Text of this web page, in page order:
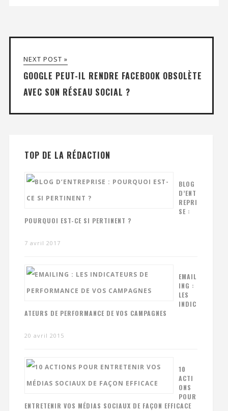
NEXT POST »
GOOGLE PEUT-IL RENDRE FACEBOOK OBSOLÈTE
AVEC SON RÉSEAU SOCIAL ?
TOP DE LA RÉDACTION
BLOG
D’ENT
REPRI
SE :
POURQUOI EST-CE SI PERTINENT ?
7 avril 2017
EMAIL
ING :
LES
INDIC
ATEURS DE PERFORMANCE DE VOS CAMPAGNES
20 avril 2015
10
ACTI
ONS
POUR
ENTRETENIR VOS MÉDIAS SOCIAUX DE FAÇON EFFICACE